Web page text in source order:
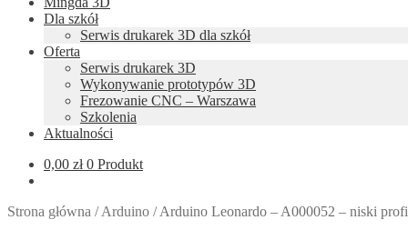
Dla szkół
Serwis drukarek 3D dla szkół
Oferta
Serwis drukarek 3D
Wykonywanie prototypów 3D
Frezowanie CNC – Warszawa
Szkolenia
Aktualności
0,00 zł 0 Produkt
Strona główna /Arduino /Arduino Leonardo – A000052 – niski